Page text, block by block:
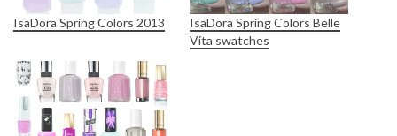
IsaDora Spring Colors 2013
IsaDora Spring Colors Belle
Vita swatches